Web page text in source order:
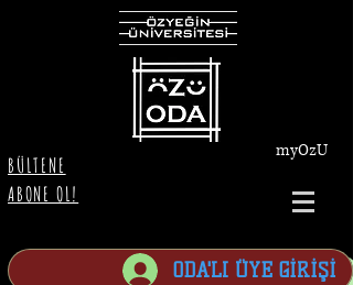
BÜLTENE
ABONE OL!
myOzU
ODA'LI ÜYE GİRİŞİ